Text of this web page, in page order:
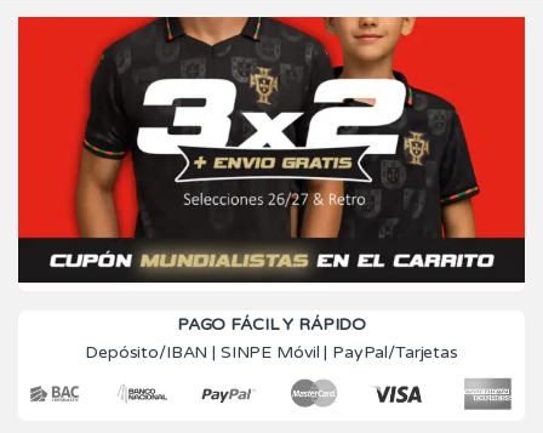
PAGO FÁCIL Y RÁPIDO
Depósito/IBAN | SINPE Móvil | PayPal/Tarjetas